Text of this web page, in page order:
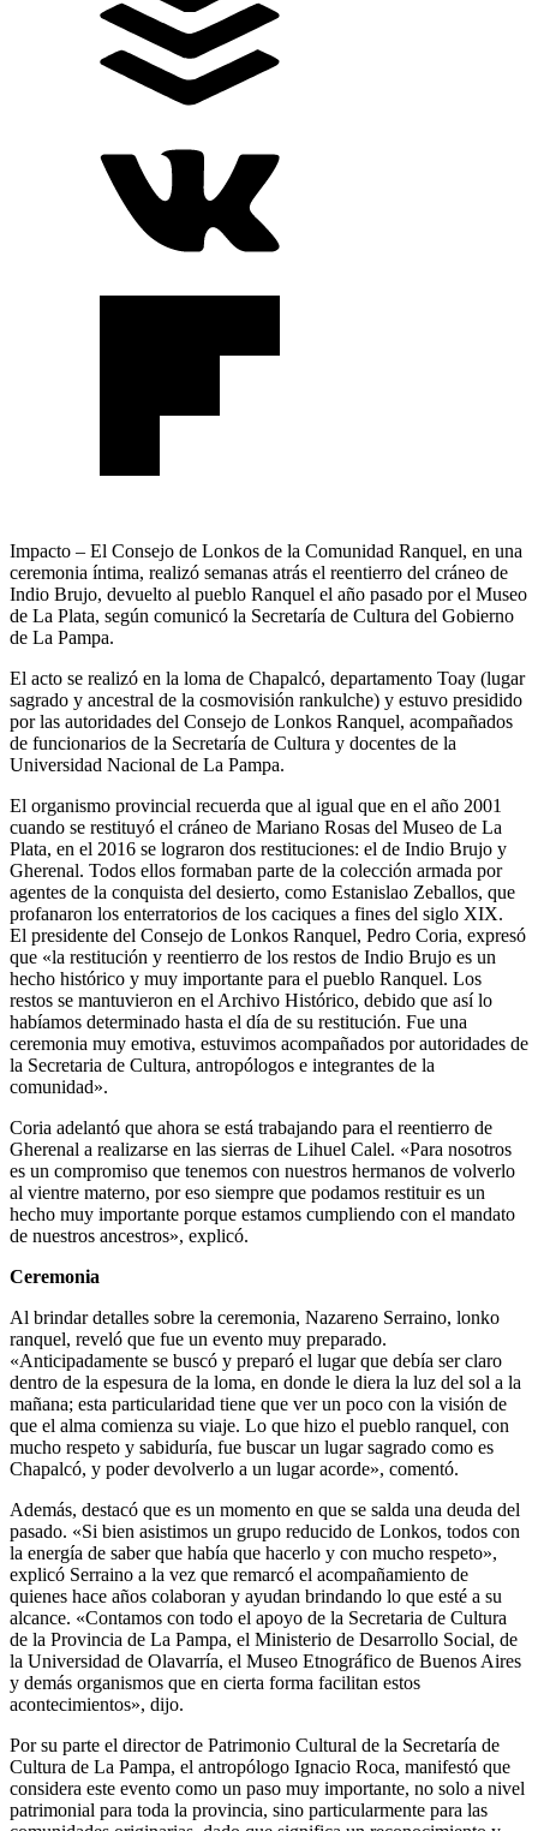
Impacto – El Consejo de Lonkos de la Comunidad Ranquel, en una
ceremonia íntima, realizó semanas atrás el reentierro del cráneo de
Indio Brujo, devuelto al pueblo Ranquel el año pasado por el Museo
de La Plata, según comunicó la Secretaría de Cultura del Gobierno
de La Pampa.
El acto se realizó en la loma de Chapalcó, departamento Toay (lugar
sagrado y ancestral de la cosmovisión rankulche) y estuvo presidido
por las autoridades del Consejo de Lonkos Ranquel, acompañados
de funcionarios de la Secretaría de Cultura y docentes de la
Universidad Nacional de La Pampa.
El organismo provincial recuerda que al igual que en el año 2001
cuando se restituyó el cráneo de Mariano Rosas del Museo de La
Plata, en el 2016 se lograron dos restituciones: el de Indio Brujo y
Gherenal. Todos ellos formaban parte de la colección armada por
agentes de la conquista del desierto, como Estanislao Zeballos, que
profanaron los enterratorios de los caciques a fines del siglo XIX.
El presidente del Consejo de Lonkos Ranquel, Pedro Coria, expresó
que «la restitución y reentierro de los restos de Indio Brujo es un
hecho histórico y muy importante para el pueblo Ranquel. Los
restos se mantuvieron en el Archivo Histórico, debido que así lo
habíamos determinado hasta el día de su restitución. Fue una
ceremonia muy emotiva, estuvimos acompañados por autoridades de
la Secretaria de Cultura, antropólogos e integrantes de la
comunidad».
Coria adelantó que ahora se está trabajando para el reentierro de
Gherenal a realizarse en las sierras de Lihuel Calel. «Para nosotros
es un compromiso que tenemos con nuestros hermanos de volverlo
al vientre materno, por eso siempre que podamos restituir es un
hecho muy importante porque estamos cumpliendo con el mandato
de nuestros ancestros», explicó.
Ceremonia
Al brindar detalles sobre la ceremonia, Nazareno Serraino, lonko
ranquel, reveló que fue un evento muy preparado.
«Anticipadamente se buscó y preparó el lugar que debía ser claro
dentro de la espesura de la loma, en donde le diera la luz del sol a la
mañana; esta particularidad tiene que ver un poco con la visión de
que el alma comienza su viaje. Lo que hizo el pueblo ranquel, con
mucho respeto y sabiduría, fue buscar un lugar sagrado como es
Chapalcó, y poder devolverlo a un lugar acorde», comentó.
Además, destacó que es un momento en que se salda una deuda del
pasado. «Si bien asistimos un grupo reducido de Lonkos, todos con
la energía de saber que había que hacerlo y con mucho respeto»,
explicó Serraino a la vez que remarcó el acompañamiento de
quienes hace años colaboran y ayudan brindando lo que esté a su
alcance. «Contamos con todo el apoyo de la Secretaria de Cultura
de la Provincia de La Pampa, el Ministerio de Desarrollo Social, de
la Universidad de Olavarría, el Museo Etnográfico de Buenos Aires
y demás organismos que en cierta forma facilitan estos
acontecimientos», dijo.
Por su parte el director de Patrimonio Cultural de la Secretaría de
Cultura de La Pampa, el antropólogo Ignacio Roca, manifestó que
considera este evento como un paso muy importante, no solo a nivel
patrimonial para toda la provincia, sino particularmente para las